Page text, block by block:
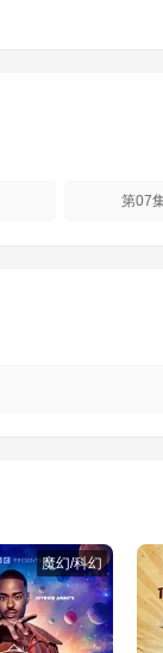
第07
魔幻/科幻